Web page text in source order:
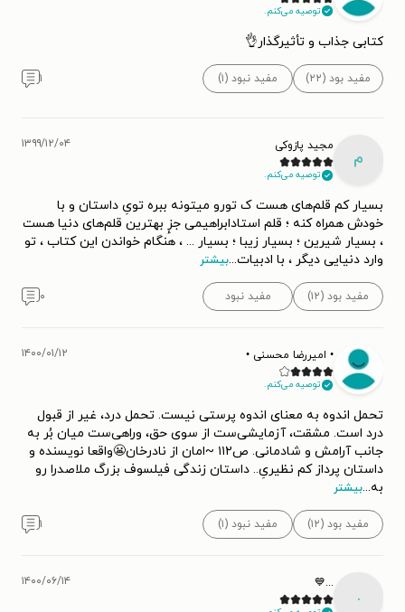
توصیه می‌کنم.
کتابی جذاب و تأثیرگذار👌
مفید بود (۲۲) مفید نبود (۱) ۱
م
مجید پازوکی
توصیه می‌کنم.
۱۳۹۹/۱۲/۰۴
بسیار کم قلم‌های هست ک تورو میتونه ببره تویِ داستان و با
خودش همراه کنه ؛ قلم استادابراهیمی جزٕ بهترین قلم‌های دنیا هست
، بسیار شیرین ؛ بسیار زیبا ؛ بسیار ... ، هنگام خواندن این کتاب ، تو
وارد دنیایی دیگر ، با ادبیات...بیشتر
مفید بود (۱۲) مفید نبود ۰
• امیررضا محسنی •
توصیه می‌کنم.
۱۴۰۰/۰۱/۱۲
تحمل اندوه به معنای اندوه پرستی نیست‌. تحمل درد، غیر از قبول
درد است. مشقت، آزمایشی‌ست از سوی حق، وراهی‌ست میان بُر به
جانب آرامش و شادمانی. ص۱۱۲ ~امان از نادرخان😬واقعا نویسنده و
داستان پرداز کم نظیریِ.. داستان زندگی فیلسوف بزرگ ملاصدرا رو
به...بیشتر
مفید بود (۱۲) مفید نبود (۱) ۱
.
...💙 ۱۴۰۰/۰۶/۱۴